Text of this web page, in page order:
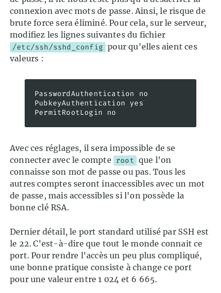
connexion avec mots de passe. Ainsi, le risque de
brute force sera éliminé. Pour cela, sur le serveur,
modifiez les lignes suivantes du fichier
/etc/ssh/sshd_config pour qu'elles aient ces
valeurs :
PasswordAuthentication no
PubkeyAuthentication yes
PermitRootLogin no
Avec ces réglages, il sera impossible de se
connecter avec le compte root que l'on
connaisse son mot de passe ou pas. Tous les
autres comptes seront inaccessibles avec un mot
de passe, mais accessibles si l'on possède la
bonne clé RSA.
Dernier détail, le port standard utilisé par SSH est
le 22. C'est-à-dire que tout le monde connait ce
port. Pour rendre l'accès un peu plus compliqué,
une bonne pratique consiste à change ce port
pour une valeur entre 1 024 et 6 665.